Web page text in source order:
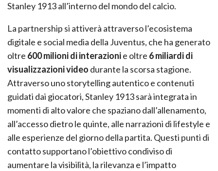
Stanley 1913 all’interno del mondo del calcio.
La partnership si attiverà attraverso l’ecosistema
digitale e social media della Juventus, che ha generato
oltre 600 milioni di interazionie oltre 6 miliardi di
visualizzazioni video durante la scorsa stagione.
Attraverso uno storytelling autentico e contenuti
guidati dai giocatori, Stanley 1913 sarà integrata in
momenti di alto valore che spaziano dall’allenamento,
all’accesso dietro le quinte, alle narrazioni di lifestyle e
alle esperienze del giorno della partita. Questi punti di
contatto supportano l’obiettivo condiviso di
aumentare la visibilità, la rilevanza e l’impatto